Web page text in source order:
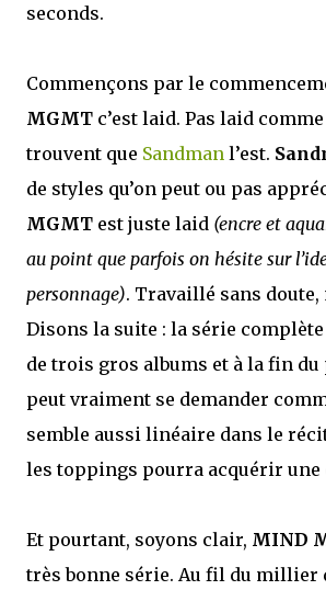
seconds.
Commençons par le
MGMT c’est laid. Pas laid
trouvent que Sandman l’est.
de styles qu’on peut ou pas
MGMT est juste laid (encre et
au point que parfois on hésite sur
personnage). Travaillé sans doute,
Disons la suite : la série
de trois gros albums et à la fin
peut vraiment se demander
semble aussi linéaire dans le
les toppings pourra acquérir une
Et pourtant, soyons clair, MIND
très bonne série. Au fil du millier